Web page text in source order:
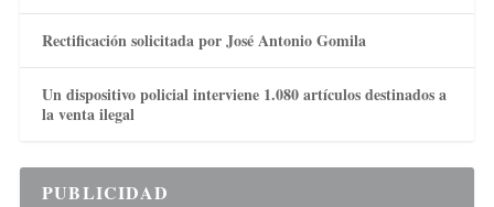
Rectificación solicitada por José Antonio Gomila
Un dispositivo policial interviene 1.080 artículos destinados a
la venta ilegal
PUBLICIDAD